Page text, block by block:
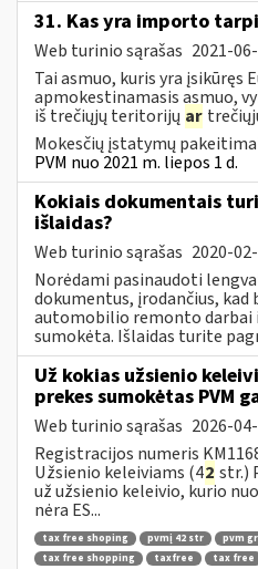
31. Kas yra importo
Web turinio sąrašas 2021-
Tai asmuo, kuris yra įsikūręs
apmokestinamasis asmuo,
iš trečiųjų teritorijų ar
Mokesčių įstatymų
PVM nuo 2021 m. liepos 1 d.
Kokiais dokumentais
išlaidas?
Web turinio sąrašas 2020-
Norėdami pasinaudoti
dokumentus, įrodančius,
automobilio remonto darbai
sumokėta. Išlaidas turite
Už kokias užsienio
prekes sumokėtas PVM
Web turinio sąrašas 2026-
Registracijos numeris
Užsienio keleiviams (42 str.)
už užsienio keleivio, kurio
nėra ES...
tax free shoping pvmį 42 str pvm
tax free shopping
taxfree tax free